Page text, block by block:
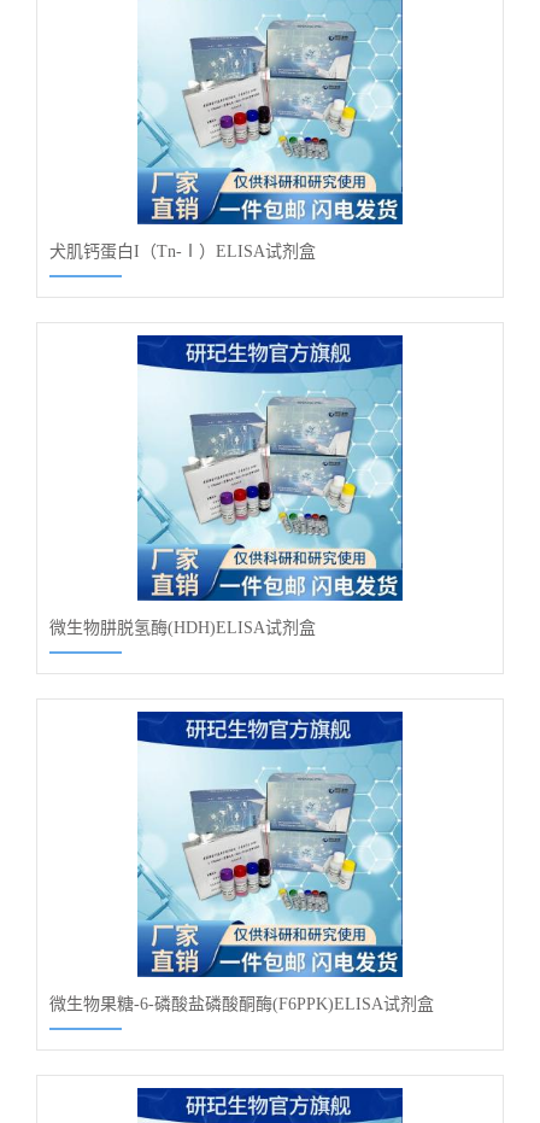
犬肌钙蛋白I（Tn-Ⅰ）ELISA试剂盒
微生物肼脱氢酶(HDH)ELISA试剂盒
微生物果糖-6-磷酸盐磷酸酮酶(F6PPK)ELISA试剂盒